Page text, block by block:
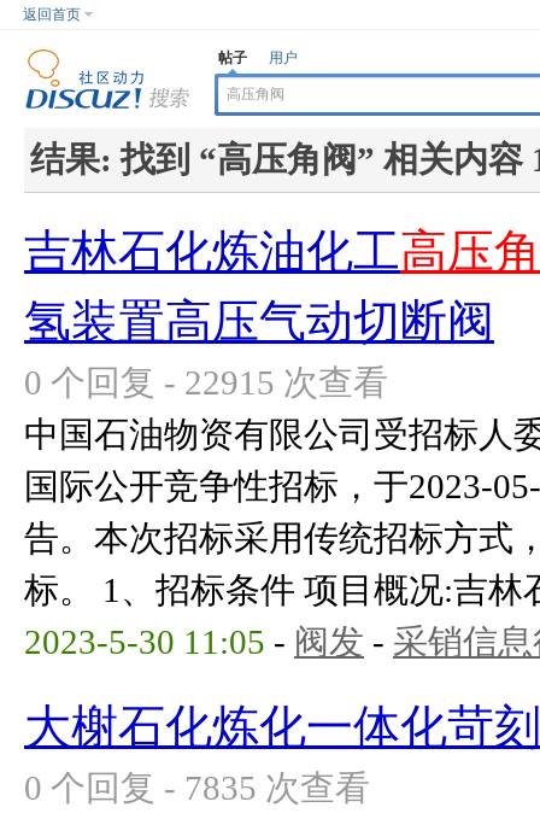
返回首页
帖子 用户
结果:找到 “高压角阀” 相关内容
吉林石化炼油化工高压
氢装置高压气动切断阀
0 个回复 - 22915 次查看
中国石油物资有限公司受招标人
国际公开竞争性招标，于2023-
告。本次招标采用传统招标方式
标。 1、招标条件 项目概况:吉林
2023-5-30 11:05 - 阀发 - 采销信
大榭石化炼化一体化苛
0 个回复 - 7835 次查看